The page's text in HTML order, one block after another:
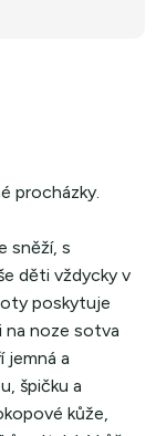
procházky.
sněží, s
děti vždycky v
poskytuje
na noze sotva
jemná a
špičku a
kůže,